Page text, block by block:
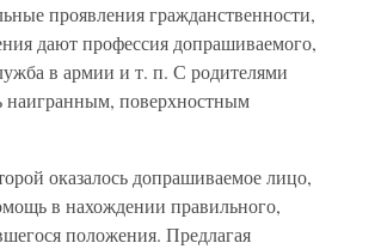
проявления гражданственности,
дают профессия допрашиваемого,
в армии и т. п. С родителями
наигранным, поверхностным
оказалось допрашиваемое лицо,
в нахождении правильного,
положения. Предлагая